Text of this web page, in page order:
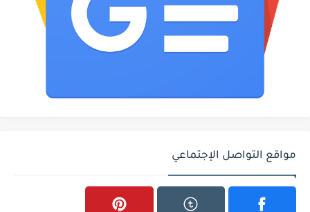
مواقع التواصل الإجتماعي